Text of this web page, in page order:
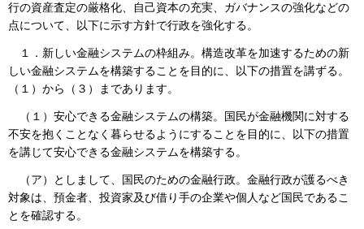
行の資産査定の厳格化、自己資本の充実、ガバナンスの強化などの
点について、以下に示す方針で行政を強化する。
１．新しい金融システムの枠組み。構造改革を加速するための新
しい金融システムを構築することを目的に、以下の措置を講ずる。
（１）から（３）まであります。
（１）安心できる金融システムの構築。国民が金融機関に対する
不安を抱くことなく暮らせるようにすることを目的に、以下の措置
を講じて安心できる金融システムを構築する。
（ア）としまして、国民のための金融行政。金融行政が護るべき
対象は、預金者、投資家及び借り手の企業や個人など国民であるこ
とを確認する。